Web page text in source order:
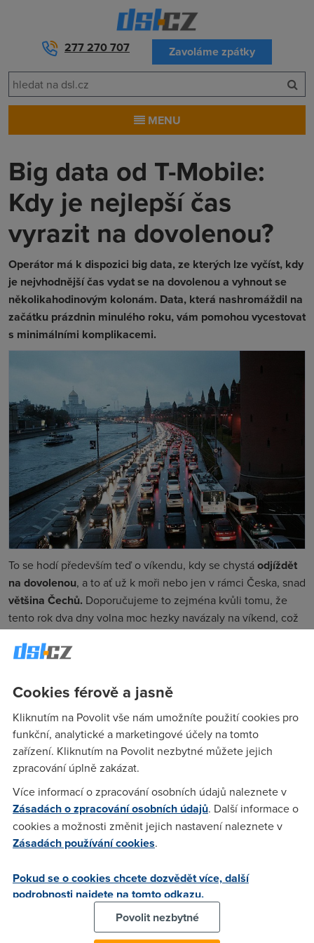
277 270 707 Zavoláme zpátky
MENU
Big data od T-Mobile:
Kdy je nejlepší čas
vyrazit na dovolenou?
Operátor má k dispozici big data, ze kterých lze vyčíst, kdy
je nejvhodnější čas vydat se na dovolenou a vyhnout se
několikahodinovým kolonám. Data, která nashromáždil na
začátku prázdnin minulého roku, vám pomohou vycestovat
s minimálními komplikacemi.
To se hodí především teď o víkendu, kdy se chystáodjíždět
na dovolenou, a to ať už k moři nebo jen v rámci Česka, snad
většina Čechů. Doporučujeme to zejména kvůli tomu, že
tento rok dva dny volna moc hezky navázaly na víkend, což
představuje lákavou možnost vyrazit na celotýdenní
dovolenou, při které ušetříte dva volné dny na jindy.
bodu A do bodu B některý z víkendových dnů. V pátek to
bylo 27 % a v neděli 29 %. Za hranice pak zamířilo o
více Čechů než o jiných víkendech v roce. Nejoblíbenějšími
cíly jsou Rakousko nebo Chorvatsko , ale i Slovensko nebo
Nejhorší čas, který jste si k vycestování mohli zvolit, byl
včera od 17:00 do 18:00 , kdy se na cesty vydala většina,
špička ale začala hned po předání vysvědčení (15:30) a
končila až pozdě večer (22:00). Nejlepší je nechat odjezd až
na podvečer prvního prázdninového dne, takže na dnes.
Jestli chcete mít zaručen absolutní klid, vycestujte až v
neděli ráno.
Cookies férově a jasně
Kliknutím na Povolit vše nám umožníte použití cookies pro
funkční, analytické a marketingové účely na tomto
zařízení. Kliknutím na Povolit nezbytné můžete jejich
zpracování úplně zakázat.
Více informací o zpracování osobních údajů naleznete v
Zásadách o zpracování osobních údajů. Další informace o
cookies a možnosti změnit jejich nastavení naleznete v
Zásadách používání cookies.
Pokud se o cookies chcete dozvědět více, další
podrobnosti najdete na tomto odkazu.
Povolit nezbytné